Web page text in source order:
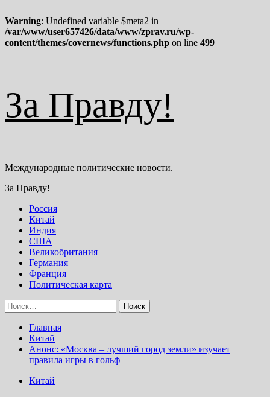
Warning: Undefined variable $meta2 in
/var/www/user657426/data/www/zprav.ru/wp-
content/themes/covernews/functions.php on line 499
к
содержимому
За Правду!
Международные политические новости.
Основное
За Правду!
Россия
Китай
Индия
США
Великобритания
Германия
Франция
Политическая карта
Найти:
Главная
Китай
Анонс: «Москва – лучший город земли» изучает
правила игры в гольф
Китай